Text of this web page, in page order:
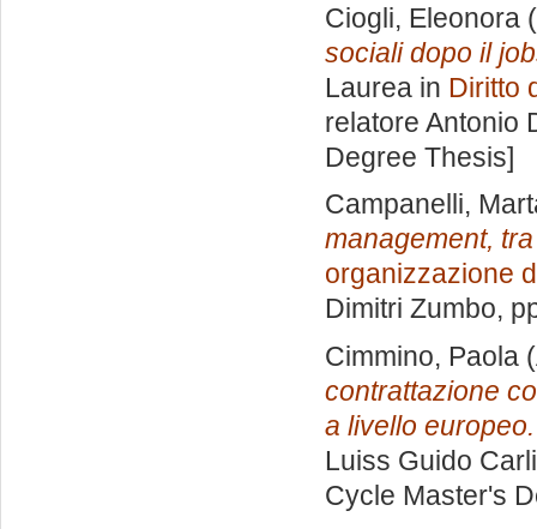
Ciogli, Eleonora
sociali dopo il
Laurea in Diritto
relatore Antonio
Degree Thesis]
Campanelli,
management,
organizzazione
Dimitri Zumbo,
Cimmino, Paola
contrattazione
a livello europeo.
Luiss Guido
Cycle Master's